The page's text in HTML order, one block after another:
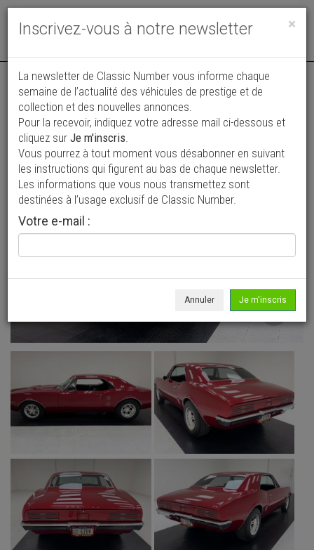
Toggle
Annonce actualisée le 02/08/2026 ( il y a 5 jours )
Pontiac Firebird Coupé Hardtop
49 900 €
1967 Coupé 26 030 mi
×
Inscrivez-vous à notre newsletter
La newsletter de Classic Number vous informe chaque
semaine de l’actualité des véhicules de prestige et de
collection et des nouvelles annonces.
Pour la recevoir, indiquez votre adresse mail ci-dessous et
cliquez sur Je m'inscris.
Vous pourrez à tout moment vous désabonner en suivant
les instructions qui figurent au bas de chaque newsletter.
Les informations que vous nous transmettez sont
destinées à l’usage exclusif de Classic Number.
Votre e-mail :
Annuler Je m'inscris